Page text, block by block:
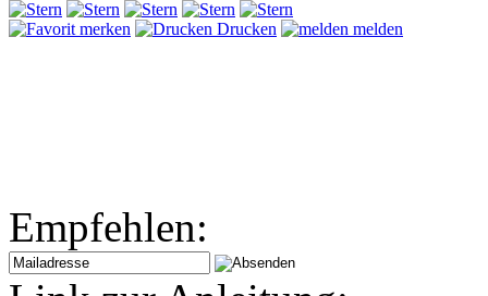
merken Drucken melden
Empfehlen: